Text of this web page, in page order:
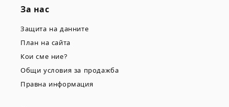
За нас
Защита на данните
План на сайта
Кои сме ние?
Общи условия за продажба
Правна информация